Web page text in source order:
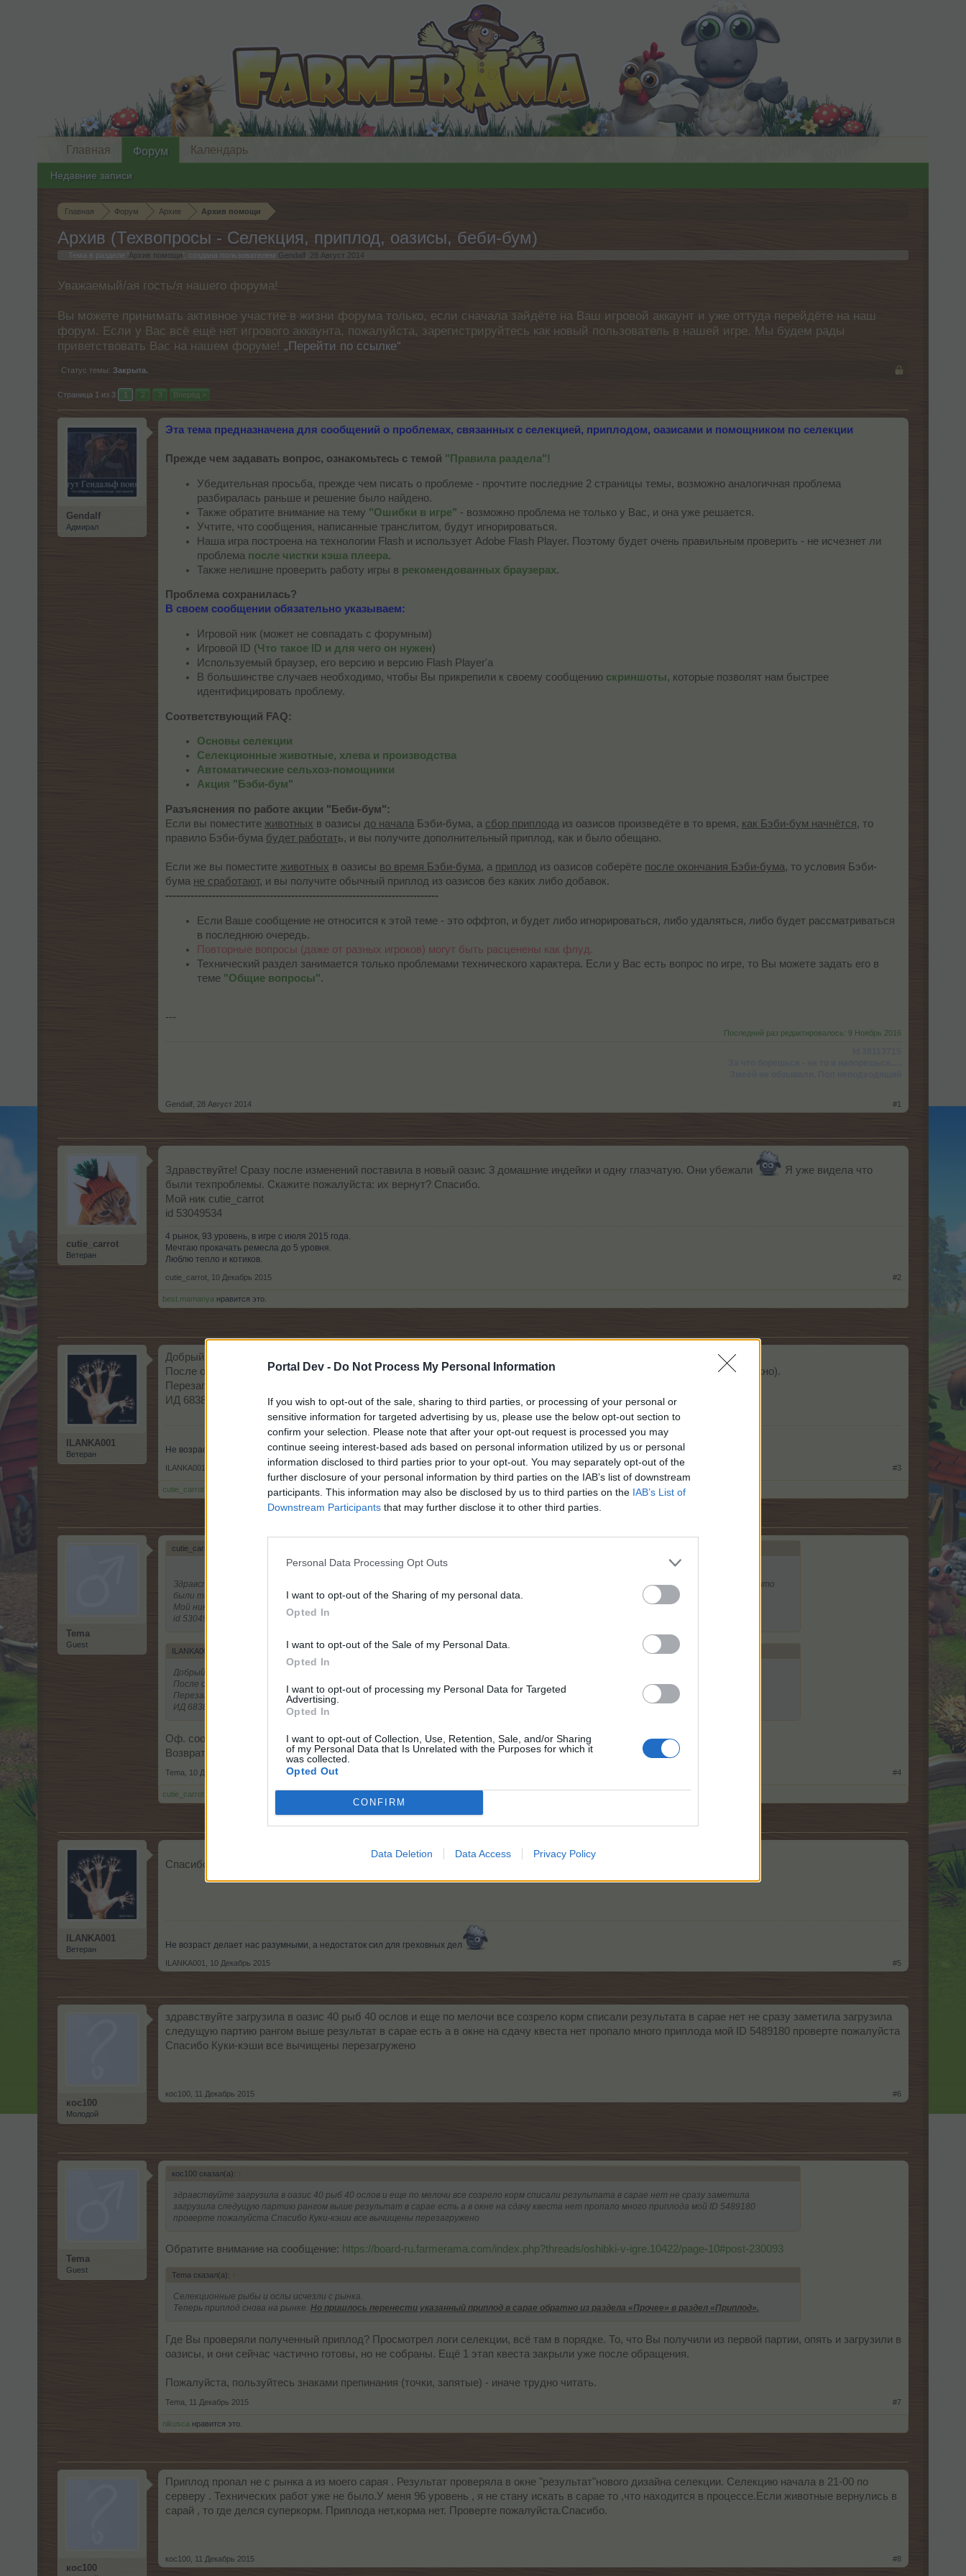
Portal Dev - Do Not Process My Personal Information
If you wish to opt-out of the sale, sharing to third parties, or processing of your personal or
sensitive information for targeted advertising by us, please use the below opt-out section to
confirm your selection. Please note that after your opt-out request is processed you may
continue seeing interest-based ads based on personal information utilized by us or personal
information disclosed to third parties prior to your opt-out. You may separately opt-out of the
further disclosure of your personal information by third parties on the IAB’s list of downstream
participants. This information may also be disclosed by us to third parties on the IAB’s List of
Downstream Participants that may further disclose it to other third parties.
Personal Data Processing Opt Outs
I want to opt-out of the Sharing of my personal data.
Opted In
I want to opt-out of the Sale of my Personal Data.
Opted In
I want to opt-out of processing my Personal Data for Targeted
Advertising.
Opted In
I want to opt-out of Collection, Use, Retention, Sale, and/or Sharing
of my Personal Data that Is Unrelated with the Purposes for which it
was collected.
Opted Out
CONFIRM
Data Deletion Data Access Privacy Policy
Главная Форум Архив Архив помощи
Архив (Техвопросы - Селекция, приплод, оазисы, беби-бум)
Тема в разделе ' Архив помощи ', создана пользователем Gendalf 28 Август 2014
Уважаемый/ая гость/я нашего форума!
Вы можете принимать активное участие в жизни форума только, если сначала зайдёте на Ваш игровой аккаунт и уже оттуда перейдёте на наш
форум. Если у Вас всё ещё нет игрового аккаунта, пожалуйста, зарегистрируйтесь как новый пользователь в нашей игре. Мы будем рады
приветствовать Вас на нашем форуме! „Перейти по ссылке“
Статус темы: Закрыта.
Страница 1 из 3 1 2 3 Вперёд >
Gendalf
Адмирал
Эта тема предназначена для сообщений о проблемах, связанных с селекцией, приплодом, оазисами и помощником по селекции
Прежде чем задавать вопрос, ознакомьтесь с темой "Правила раздела"!
Убедительная просьба, прежде чем писать о проблеме - прочтите последние 2 страницы темы, возможно аналогичная проблема
разбиралась раньше и решение было найдено.
Также обратите внимание на тему "Ошибки в игре" - возможно проблема не только у Вас, и она уже решается.
Учтите, что сообщения, написанные транслитом, будут игнорироваться.
Наша игра построена на технологии Flash и использует Adobe Flash Player. Поэтому будет очень правильным проверить - не исчезнет ли
проблема после чистки кэша плеера.
Также нелишне проверить работу игры в рекомендованных браузерах.
Проблема сохранилась?
В своем сообщении обязательно указываем:
Игровой ник (может не совпадать с форумным)
Игровой ID (Что такое ID и для чего он нужен)
Используемый браузер, его версию и версию Flash Player'a
В большинстве случаев необходимо, чтобы Вы прикрепили к своему сообщению скриншоты, которые позволят нам быстрее
идентифицировать проблему.
Соответствующий FAQ:
Основы селекции
Селекционные животные, хлева и производства
Автоматические сельхоз-помощники
Акция "Бэби-бум"
Разъяснения по работе акции "Беби-бум":
Если вы поместите животных в оазисы до начала Бэби-бума, а сбор приплода из оазисов произведёте в то время, как Бэби-бум начнётся, то
правило Бэби-бума будет работать, и вы получите дополнительный приплод, как и было обещано.
Если же вы поместите животных в оазисы во время Бэби-бума, а приплод из оазисов соберёте после окончания Бэби-бума, то условия Бэби-
бума не сработают, и вы получите обычный приплод из оазисов без каких либо добавок.
----------------------------------------------------------------------------
Если Ваше сообщение не относится к этой теме - это оффтоп, и будет либо игнорироваться, либо удаляться, либо будет рассматриваться
в последнюю очередь.
Повторные вопросы (даже от разных игроков) могут быть расценены как флуд.
Технический раздел занимается только проблемами технического характера. Если у Вас есть вопрос по игре, то Вы можете задать его в
теме "Общие вопросы".
---
Последний раз редактировалось: 9 Ноябрь 2016
Gendalf 28 Август 2014 #1
cutie_carrot
Ветеран
Здравствуйте! Сразу после изменений поставила в новый оазис 3 домашние индейки и одну глазчатую. Они убежали
Я уже видела что
были техпроблемы. Скажите пожалуйста: их вернут? Спасибо.
Мой ник cutie_carrot
id 53049534
4 рынок, 93 уровень, в игре с июля 2015 года.
Мечтаю прокачать ремесла до 5 уровня.
Люблю тепло и котиков.
cutie_carrot 10 Декабрь 2015 #2
best.mamanya нравится это.
ILANKA001
Ветеран
Добрый вечер! Во время отключения селекции у меня в 4 оазисах сидели рыбы, собрать их не смогла.
После офсообщения, что что функция опять работает, рыбы-духи-СК в сарай не вернулись, скрины сделала (если нужно).
Перезагружалась.
ИД 6838398
Не возраст делает нас разумными, а недостаток сил для греховных дел
ILANKA001 10 Декабрь 2015 #3
cutie_carrot
Tema
Guest
cutie_carrot сказал(а):
Здравствуйте! Сразу после изменений поставила в новый оазис 3 домашние индейки и одну глазчатую. Они убежали
Я уже видела что
были техпроблемы. Скажите пожалуйста: их вернут? Спасибо.
Мой ник cutie_carrot
id 53049534
ILANKA001 сказал(а):
Добрый вечер! Во время отключения селекции у меня в 4 оазисах сидели рыбы, собрать их не смогла.
После офсообщения, что что функция опять работает, рыбы-духи-СК в сарай не вернулись, скрины сделала (если нужно).
Перезагружалась.
ИД 6838398
Оф. сообщение дополнено:https://board-ru.farmerama.com/index.php?threads/oshibki-v-igre.10422/page-10#post-229688
Возврат ресурсов будет сделан в пятницу.
Tema 10 Декабрь 2015 #4
cutie_carrot нравится это.
ILANKA001
Ветеран
Спасибо! Дополнения я не заметила
Не возраст делает нас разумными, а недостаток сил для греховных дел
ILANKA001 10 Декабрь 2015 #5
кос100
Молодой
здравствуйте загрузила в оазис 40 рыб 40 ослов и еще по мелочи все созрело корм списали результата в сарае нет не сразу заметила загрузила
следущую партию рангом выше результат в сарае есть а в окне на сдачу квеста нет пропало много приплода мой ID 5489180 проверте пожалуйста
Спасибо Куки-кэши все вычищены перезагружено
кос100 11 Декабрь 2015 #6
Tema
Guest
кос100 сказал(а): ↑
здравствуйте загрузила в оазис 40 рыб 40 ослов и еще по мелочи все созрело корм списали результата в сарае нет не сразу заметила
загрузила следущую партию рангом выше результат в сарае есть а в окне на сдачу квеста нет пропало много приплода мой ID 5489180
проверте пожалуйста Спасибо Куки-кэши все вычищены перезагружено
Обратите внимание на сообщение: https://board-ru.farmerama.com/index.php?threads/oshibki-v-igre.10422/page-10#post-230093
Tema сказал(а): ↑
Селекционные рыбы и ослы исчезли с рынка.
Теперь приплод снова на рынке. Но пришлось перенести указанный приплод в сарае обратно из раздела «Прочее» в раздел «Приплод».
Где Вы проверяли полученный приплод? Просмотрел логи селекции, всё там в порядке. То, что Вы получили из первой партии, опять и загрузили в
оазисы, и они сейчас частично готовы, но не собраны. Ещё 1 этап квеста закрыли уже после обращения.
Пожалуйста, пользуйтесь знаками препинания (точки, запятые) - иначе трудно читать.
Tema 11 Декабрь 2015 #7
nikusca нравится это.
кос100
Приплод пропал не с рынка а из моего сарая . Результат проверяла в окне "результат"нового дизайна селекции. Селекцию начала в 21-00 по
серверу . Технических работ уже не было.У меня 96 уровень , я не стану искать в сарае то ,что находится в процессе.Если животные вернулись в
сарай , то где делся суперкорм. Приплода нет,корма нет. Проверте пожалуйста.Спасибо.
кос100 11 Декабрь 2015 #8
Главная Форум
Недавние записи
Календарь